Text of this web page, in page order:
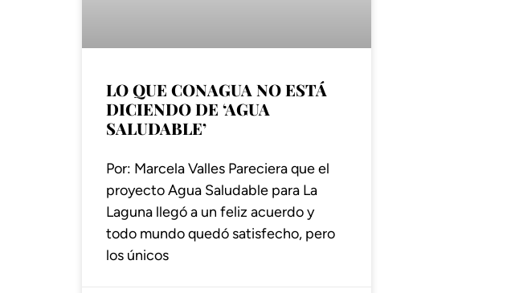
LO QUE CONAGUA NO ESTÁ
DICIENDO DE ‘AGUA
SALUDABLE’
Por: Marcela Valles Pareciera que el
proyecto Agua Saludable para La
Laguna llegó a un feliz acuerdo y
todo mundo quedó satisfecho, pero
los únicos